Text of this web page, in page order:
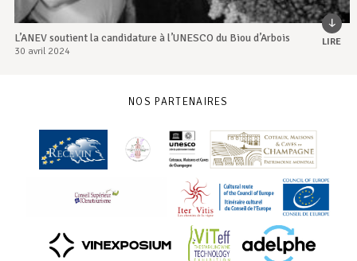
L’ANEV soutient la candidature à l’UNESCO du Biou d’Arbois
30 avril 2024
LIRE
NOS PARTENAIRES